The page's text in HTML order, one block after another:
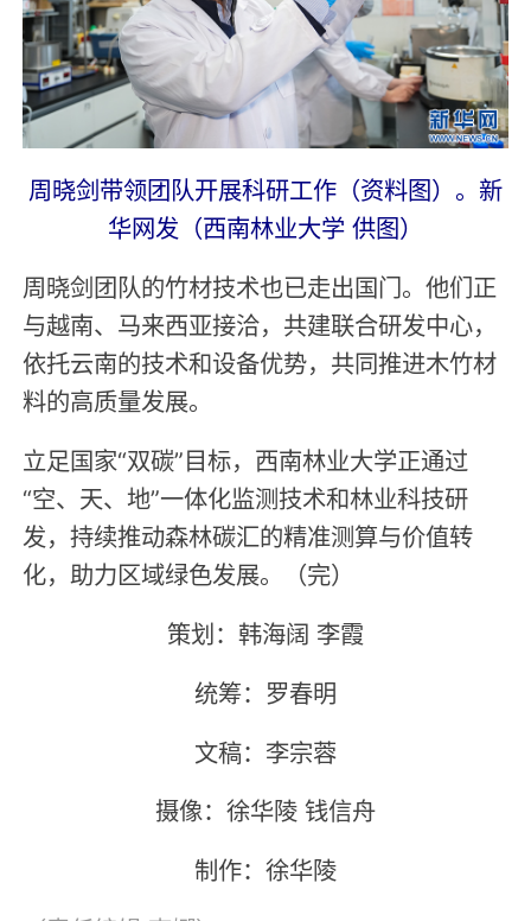
周晓剑带领团队开展科研工作（资料图）。新
华网发（西南林业大学 供图）
周晓剑团队的竹材技术也已走出国门。他们正
与越南、马来西亚接洽，共建联合研发中心，
依托云南的技术和设备优势，共同推进木竹材
料的高质量发展。
立足国家“双碳”目标，西南林业大学正通过
“空、天、地”一体化监测技术和林业科技研
发，持续推动森林碳汇的精准测算与价值转
化，助力区域绿色发展。（完）
策划：韩海阔 李霞
统筹：罗春明
文稿：李宗蓉
摄像：徐华陵 钱信舟
制作：徐华陵